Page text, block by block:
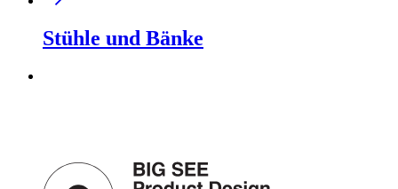
Stühle und Bänke